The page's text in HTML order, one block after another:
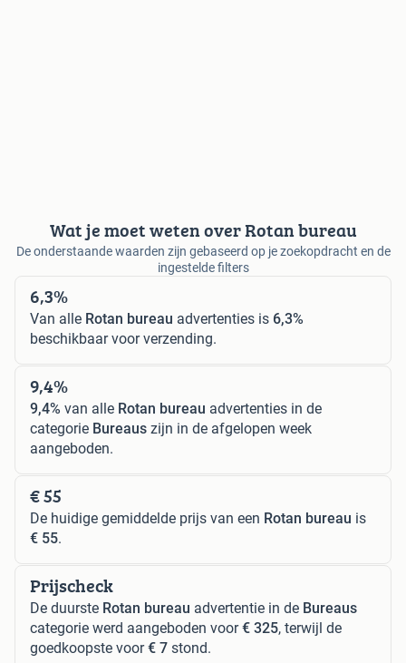
Wat je moet weten over Rotan bureau
De onderstaande waarden zijn gebaseerd op je zoekopdracht en de
ingestelde filters
6,3%
Van alle Rotan bureau advertenties is 6,3%
beschikbaar voor verzending.
9,4%
9,4% van alle Rotan bureau advertenties in de
categorie Bureaus zijn in de afgelopen week
aangeboden.
€ 55
De huidige gemiddelde prijs van een Rotan bureau is
€ 55.
Prijscheck
De duurste Rotan bureau advertentie in de Bureaus
categorie werd aangeboden voor€ 325, terwijl de
goedkoopste voor€ 7 stond.